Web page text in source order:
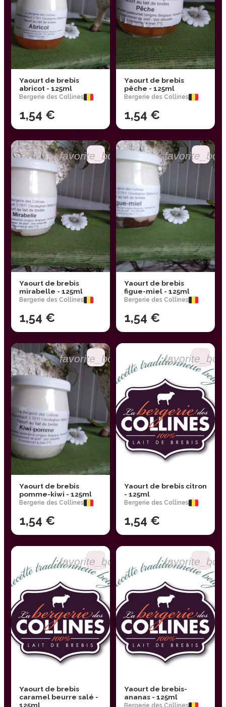
Yaourt de brebis
abricot - 125ml
Bergerie des Collines
1,54 €
Yaourt de brebis
pêche - 125ml
Bergerie des Collines
1,54 €
favorite_border
Yaourt de brebis
mirabelle - 125ml
Bergerie des Collines
1,54 €
Yaourt de brebis
figue-miel - 125ml
Bergerie des Collines
1,54 €
favorite_border
Yaourt de brebis
pomme-kiwi - 125ml
Bergerie des Collines
1,54 €
Yaourt de brebis citron
- 125ml
Bergerie des Collines
1,54 €
favorite_border
Yaourt de brebis
caramel beurre salé -
125ml
Yaourt de brebis-
ananas - 125ml
Bergerie des Collines